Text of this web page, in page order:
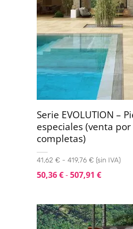
Serie EVOLUTION –
especiales (venta por
completas)
41,62 € - 419,76 € (sin IVA)
50,36€-507,91 €